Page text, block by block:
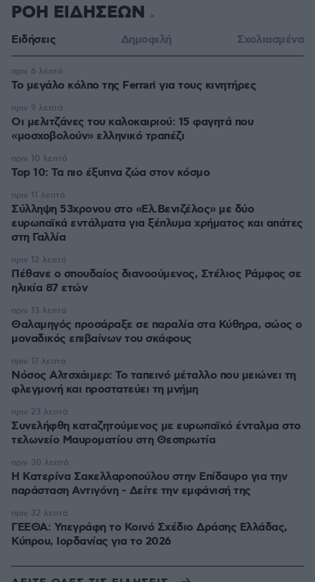
ΡΟΗ ΕΙΔΗΣΕΩΝ
Ειδήσεις Δημοφιλή Σχολιασμένα
Το μεγάλο κόλπο της Ferrari για τους κινητήρες
πριν 6 λεπτά
Οι μελιτζάνες του καλοκαιριού: 15 φαγητά που
«μοσχοβολούν» ελληνικό τραπέζι
πριν 9 λεπτά
Top 10: Τα πιο έξυπνα ζώα στον κόσμο
πριν 10 λεπτά
Σύλληψη 53χρονου στο «Ελ.Βενιζέλος» με δύο
ευρωπαϊκά εντάλματα για ξέπλυμα χρήματος και απάτες
στη Γαλλία
πριν 11 λεπτά
Πέθανε ο σπουδαίος διανοούμενος, Στέλιος Ράμφος σε
ηλικία 87 ετών
πριν 12 λεπτά
Θαλαμηγός προσάραξε σε παραλία στα Κύθηρα, σώος ο
μοναδικός επιβαίνων του σκάφους
πριν 13 λεπτά
Νόσος Αλτσχάιμερ: Το ταπεινό μέταλλο που μειώνει τη
φλεγμονή και προστατεύει τη μνήμη
πριν 17 λεπτά
Συνελήφθη καταζητούμενος με ευρωπαϊκό ένταλμα στο
τελωνείο Μαυροματίου στη Θεσπρωτία
πριν 23 λεπτά
Η Κατερίνα Σακελλαροπούλου στην Επίδαυρο για την
παράσταση Αντιγόνη - Δείτε την εμφάνισή της
πριν 30 λεπτά
ΓΕΕΘΑ: Υπεγράφη το Κοινό Σχέδιο Δράσης Ελλάδας,
Κύπρου, Ιορδανίας για το 2026
πριν 32 λεπτά